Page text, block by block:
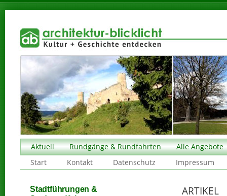
Aktuell Rundgänge & Rundfahrten
Alle Angebote
Start
Kontakt Datenschutz Impressum
ARTIKEL
Stadtführungen &